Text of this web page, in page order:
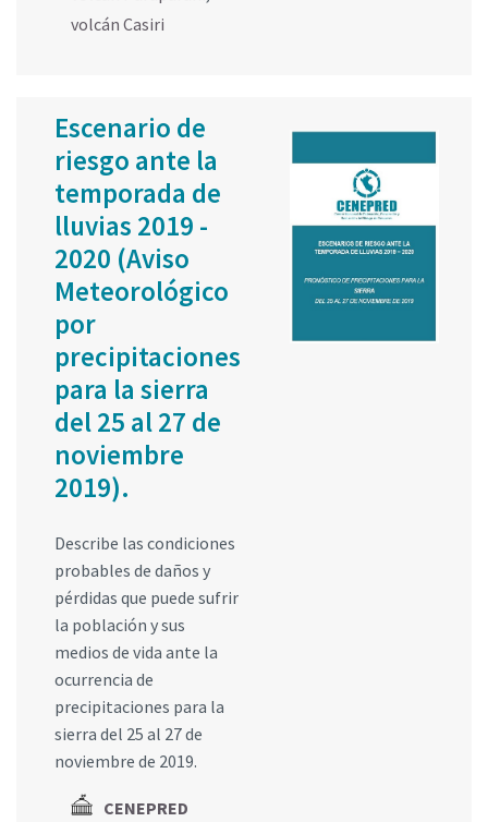
volcán Casiri
Escenario de
riesgo ante la
temporada de
lluvias 2019 -
2020 (Aviso
Meteorológico
por
precipitaciones
para la sierra
del 25 al 27 de
noviembre
2019).
Describe las condiciones
probables de daños y
pérdidas que puede sufrir
la población y sus
medios de vida ante la
ocurrencia de
precipitaciones para la
sierra del 25 al 27 de
noviembre de 2019.
CENEPRED